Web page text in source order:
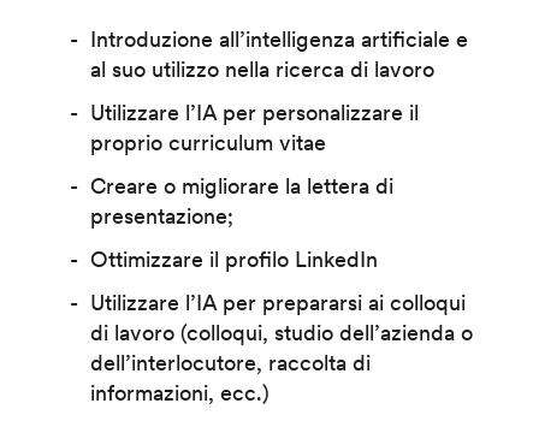
Introduzione all’intelligenza artificiale e
al suo utilizzo nella ricerca di lavoro
Utilizzare l’IA per personalizzare il
proprio curriculum vitae
Creare o migliorare la lettera di
presentazione;
Ottimizzare il profilo LinkedIn
Utilizzare l’IA per prepararsi ai colloqui
di lavoro (colloqui, studio dell’azienda o
dell’interlocutore, raccolta di
informazioni, ecc.)